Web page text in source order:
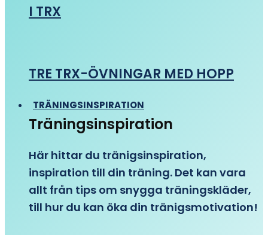
I TRX
TRE TRX-ÖVNINGAR MED HOPP
TRÄNINGSINSPIRATION
Träningsinspiration
Här hittar du tränigsinspiration,
inspiration till din träning. Det kan vara
allt från tips om snygga träningskläder,
till hur du kan öka din tränigsmotivation!